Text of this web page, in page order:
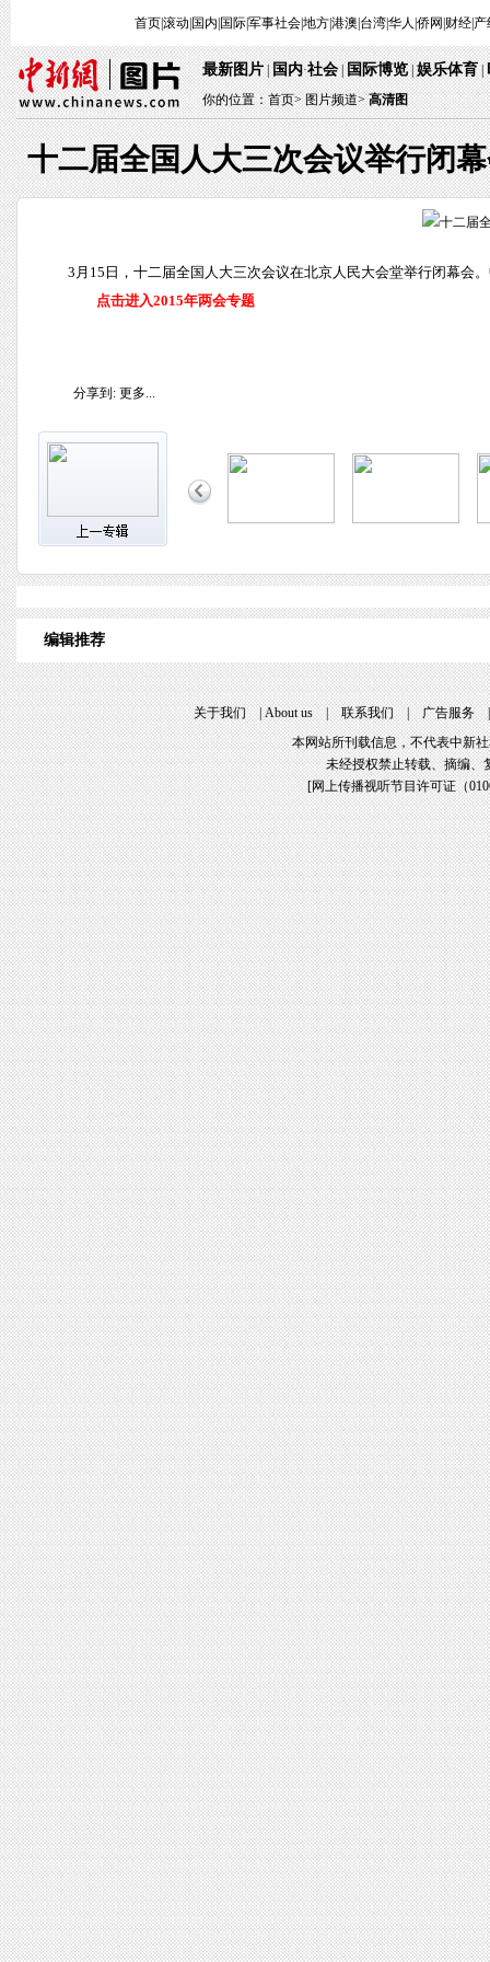
首页|滚动 国内 国际|军事社会|地方|港澳 台湾|华人 侨网 财经| 产
最新图片|国内·社会|国际博览|娱乐体育|
你的位置：首页>图片频道> 高清图
十二届全国人大三次会议举行闭
3月15日，十二届全国人大三次会议在北京人民大会堂举行闭幕会
点击进入2015年两会专题
分享到: 更多...
编辑推荐
关于我们|About us|联系我们|广告服务
本网站所刊载信息，不代表中新
未经授权禁止转载、摘编、
[网上传播视听节目许可证（